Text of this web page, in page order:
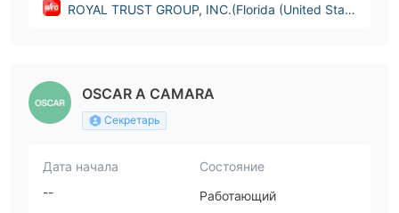
ROYAL TRUST GROUP, INC.(Florida (United State
OSCAR A CAMARA
Секретарь
Дата начала
--
Состояние
Работающий